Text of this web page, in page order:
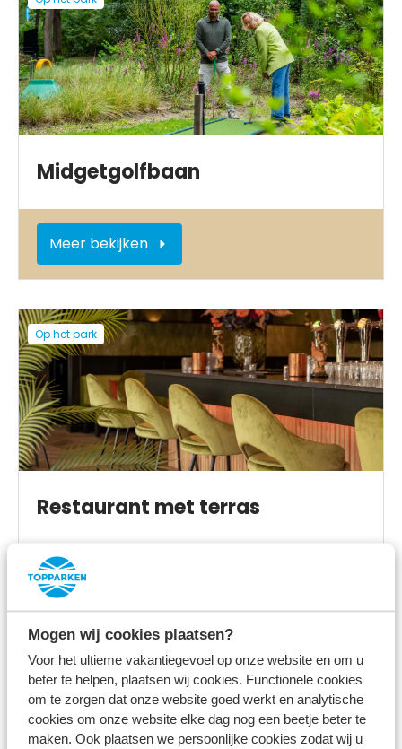
Mogen wij cookies plaatsen?
Voor het ultieme vakantiegevoel op onze website en om u
beter te helpen, plaatsen wij cookies. Functionele cookies
om te zorgen dat onze website goed werkt en analytische
cookies om onze website elke dag nog een beetje beter te
maken. Ook plaatsen we persoonlijke cookies zodat wij u
Midgetgolfbaan
Meer bekijken
Op het park
Restaurant met terras
Op het park